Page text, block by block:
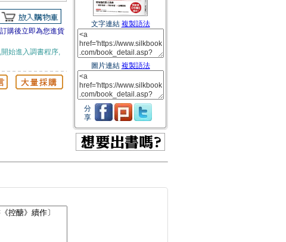
訂購後立即為您進貨
始進入調書程序,
文字連結 複製語法
圖片連結 複製語法
分
享